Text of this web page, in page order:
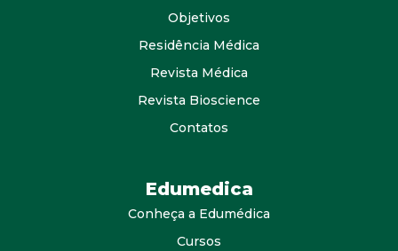
Objetivos
Residência Médica
Revista Médica
Revista Bioscience
Contatos
Edumedica
Conheça a Edumédica
Cursos